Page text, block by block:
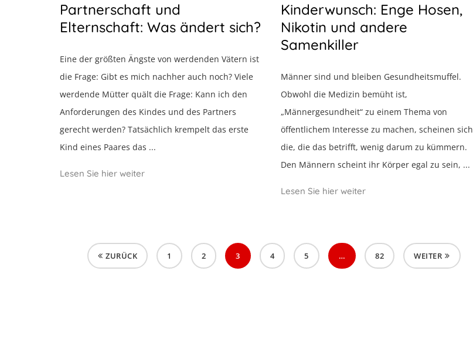
Partnerschaft und
Elternschaft: Was ändert sich?
Eine der größten Ängste von werdenden Vätern ist
die Frage: Gibt es mich nachher auch noch? Viele
werdende Mütter quält die Frage: Kann ich den
Anforderungen des Kindes und des Partners
gerecht werden? Tatsächlich krempelt das erste
Kind eines Paares das ...
Lesen Sie hier weiter
Kinderwunsch: Enge Hosen,
Nikotin und andere
Samenkiller
Männer sind und bleiben Gesundheitsmuffel.
Obwohl die Medizin bemüht ist,
„Männergesundheit“ zu einem Thema von
öffentlichem Interesse zu machen, scheinen sich
die, die das betrifft, wenig darum zu kümmern.
Den Männern scheint ihr Körper egal zu sein, ...
Lesen Sie hier weiter
ZURÜCK 1 2 3 4 5 … 82 WEITER